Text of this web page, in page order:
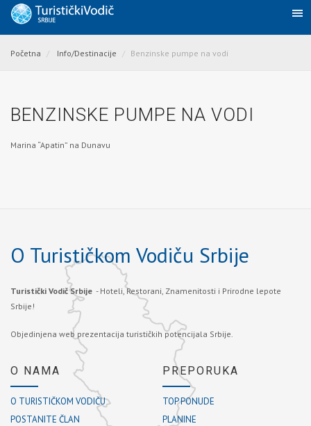
Početna Info/Destinacije Benzinske pumpe na vodi
BENZINSKE PUMPE NA VODI
Marina “Apatin” na Dunavu
O Turističkom Vodiču Srbije
Turistički Vodič Srbije - Hoteli, Restorani, Znamenitosti i Prirodne lepote
Srbije!
Objedinjena web prezentacija turističkih potencijala Srbije.
O NAMA
O TURISTIČKOM VODIČU
POSTANITE ČLAN
PREPORUKA
TOP PONUDE
PLANINE